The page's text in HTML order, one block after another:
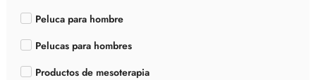
Peluca para hombre
Pelucas para hombres
Productos de mesoterapia